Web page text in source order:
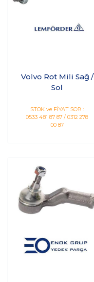
Volvo Rot Mili Sağ /
Sol
STOK ve FİYAT SOR :
0533 481 87 87 / 0312 278
00 87